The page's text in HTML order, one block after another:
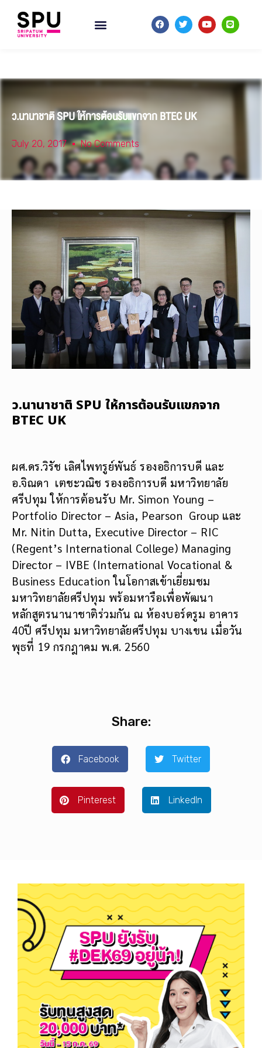
ว.นานาชาติ SPU ให้การต้อนรับแขกจาก BTEC UK
July 20, 2017 No Comments
ว.นานาชาติ SPU ให้การต้อนรับแขกจาก
BTEC UK
ผศ.ดร.วิรัช เลิศไพทรูย์พันธ์ รองอธิการบดี และ
อ.จิณดา เตชะวณิช รองอธิการบดี มหาวิทยาลัย
ศรีปทุม ให้การต้อนรับ Mr. Simon Young –
Portfolio Director – Asia, Pearson Group และ
Mr. Nitin Dutta, Executive Director – RIC
(Regent’s International College) Managing
Director – IVBE (International Vocational &
Business Education ในโอกาสเข้าเยี่ยมชม
มหาวิทยาลัยศรีปทุม พร้อมหารือเพื่อพัฒนา
หลักสูตรนานาชาติร่วมกัน ณ ห้องบอร์ดรูม อาคาร
40ปี ศรีปทุม มหาวิทยาลัยศรีปทุม บางเขน เมื่อวัน
พุธที่ 19 กรกฎาคม พ.ศ. 2560
Share:
Facebook Twitter
Pinterest LinkedIn